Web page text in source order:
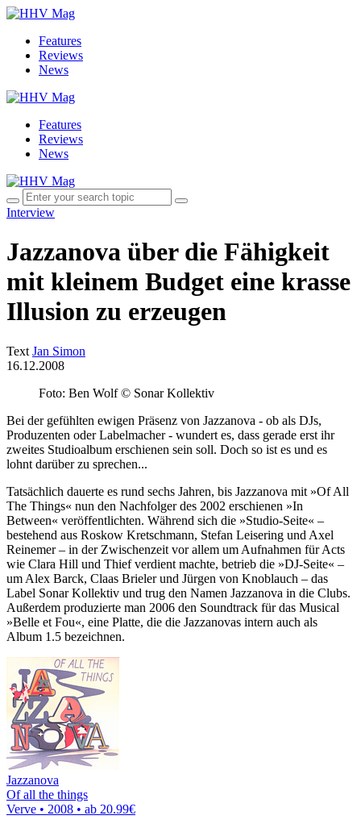
Features
Reviews
News
Features
Reviews
News
Interview
Jazzanova über die Fähigkeit
mit kleinem Budget eine krasse
Illusion zu erzeugen
Text Jan Simon
16.12.2008
Foto: Ben Wolf © Sonar Kollektiv
Bei der gefühlten ewigen Präsenz von Jazzanova - ob als DJs,
Produzenten oder Labelmacher - wundert es, dass gerade erst ihr
zweites Studioalbum erschienen sein soll. Doch so ist es und es
lohnt darüber zu sprechen...
Tatsächlich dauerte es rund sechs Jahren, bis Jazzanova mit »Of All
The Things« nun den Nachfolger des 2002 erschienen »In
Between« veröffentlichten. Während sich die »Studio-Seite« –
bestehend aus Roskow Kretschmann, Stefan Leisering und Axel
Reinemer – in der Zwischenzeit vor allem um Aufnahmen für Acts
wie Clara Hill und Thief verdient machte, betrieb die »DJ-Seite« –
um Alex Barck, Claas Brieler und Jürgen von Knoblauch – das
Label Sonar Kollektiv und trug den Namen Jazzanova in die Clubs.
Außerdem produzierte man 2006 den Soundtrack für das Musical
»Belle et Fou«, eine Platte, die die Jazzanovas intern auch als
Album 1.5 bezeichnen.
Jazzanova
Of all the things
Verve • 2008 • ab 20.99€